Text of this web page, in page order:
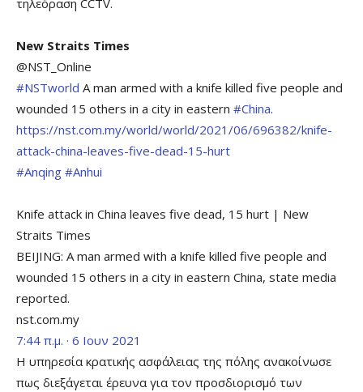
τηλεόραση CCTV.
New Straits Times
@NST_Online
#NSTworld A man armed with a knife killed five people and
wounded 15 others in a city in eastern #China.
https://nst.com.my/world/world/2021/06/696382/knife-
attack-china-leaves-five-dead-15-hurt
#Anqing #Anhui
Knife attack in China leaves five dead, 15 hurt | New
Straits Times
BEIJING: A man armed with a knife killed five people and
wounded 15 others in a city in eastern China, state media
reported.
nst.com.my
7:44 π.μ. · 6 Ιουν 2021
Η υπηρεσία κρατικής ασφάλειας της πόλης ανακοίνωσε
πως διεξάγεται έρευνα για τον προσδιορισμό των